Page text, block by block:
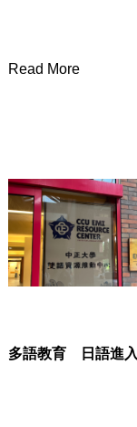
Read More
多語教育 日語進